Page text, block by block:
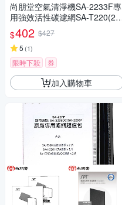
尚朋堂空氣清淨機SA-2233F專
用強效活性碳濾網SA-T220(2
盒裝)
$402 $427
5 (1)
限時下殺 券
加入購物車